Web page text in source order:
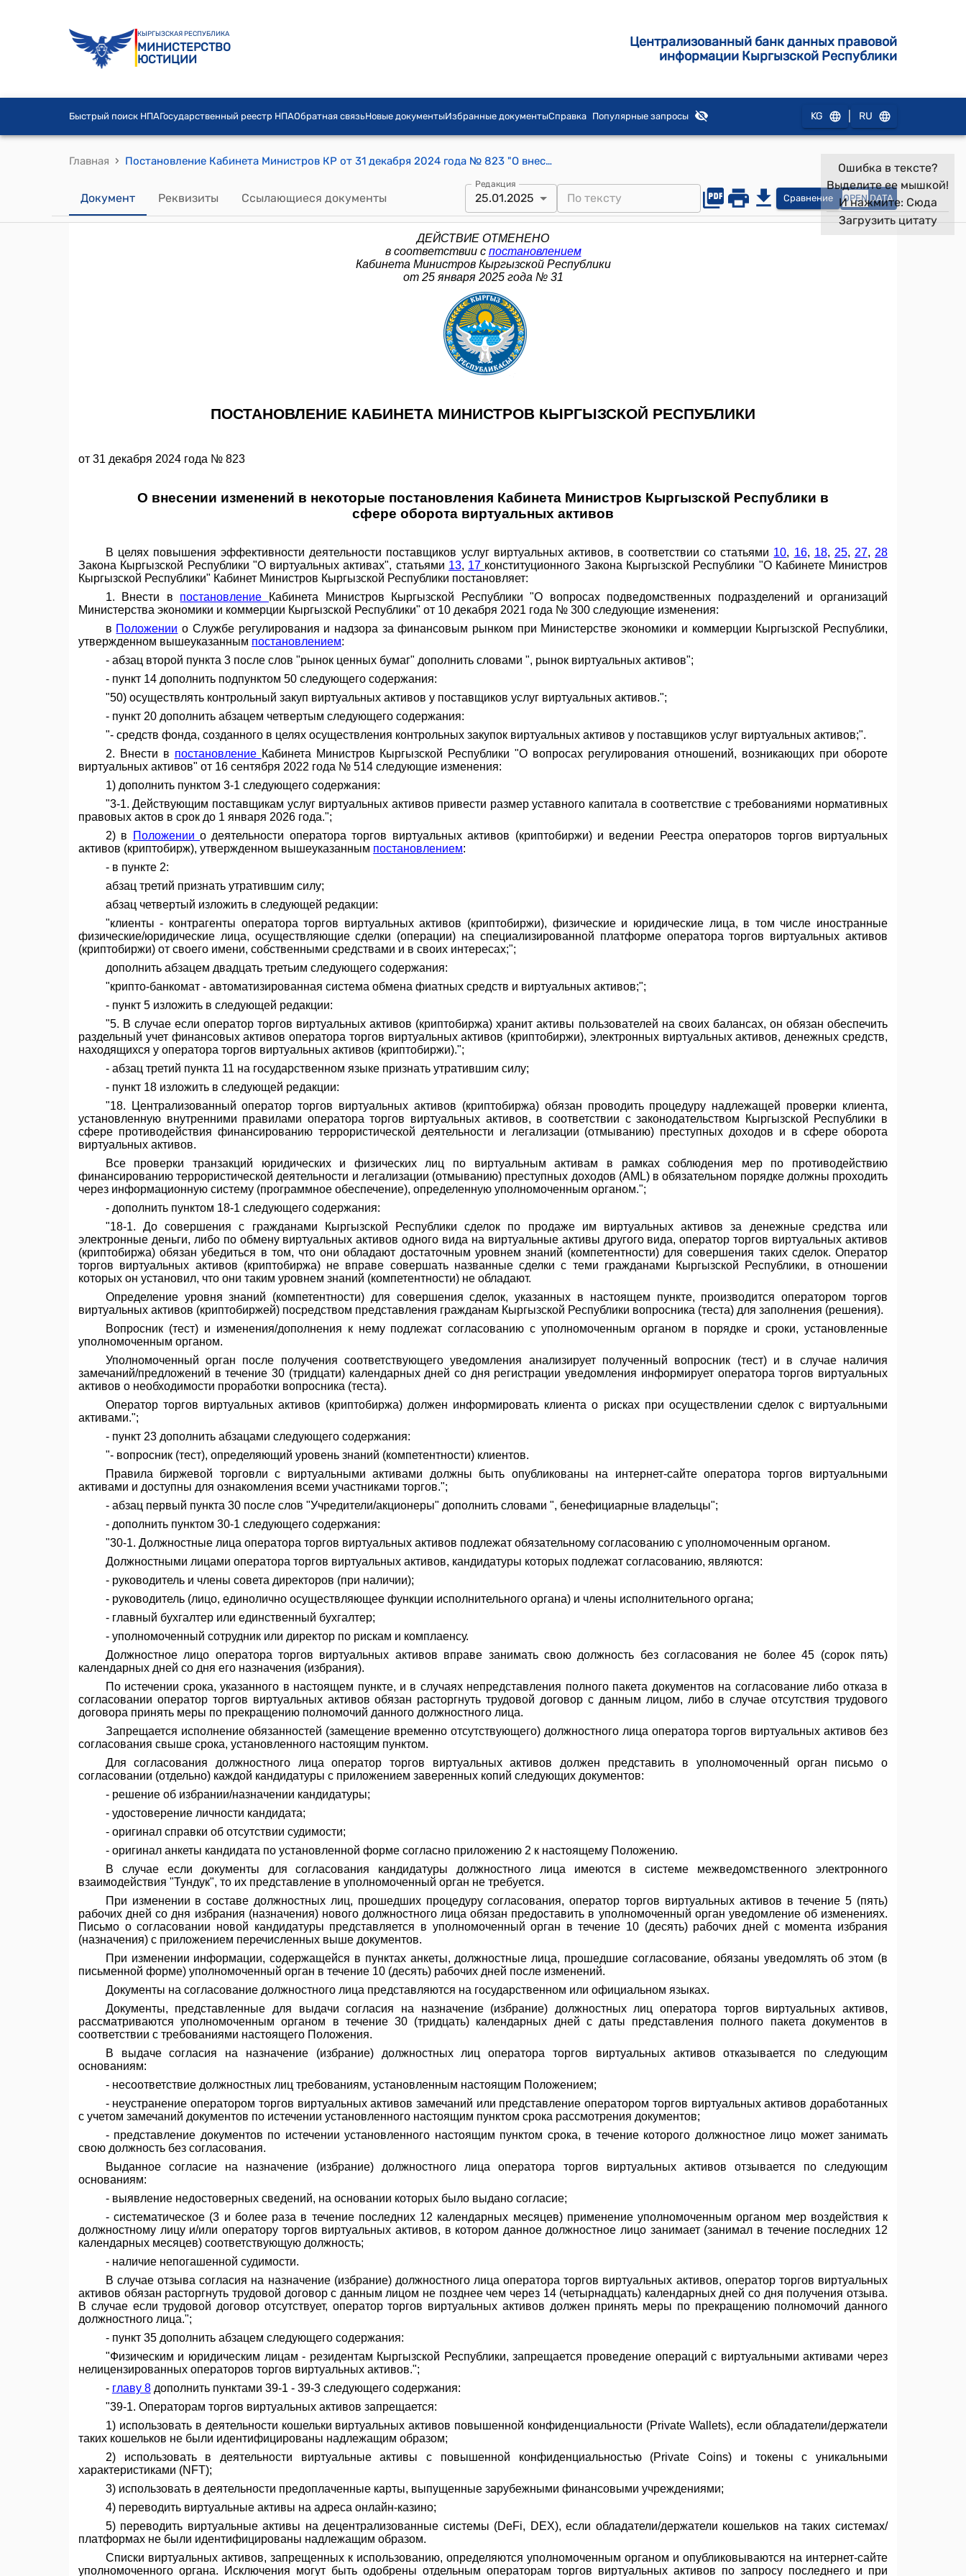
КЫРГЫЗСКАЯ РЕСПУБЛИКА
МИНИСТЕРСТВО
ЮСТИЦИИ
Централизованный банк данных правовой
информации Кыргызской Республики
Быстрый поиск НПАГосударственный реестр НПАОбратная связьНовые документыИзбранные документыСправка Популярные запросы KG RU
Главная › Постановление Кабинета Министров КР от 31 декабря 2024 года № 823 "О внесении изменений в некоторые постановления Кабинета Министров Кыргызской Республики в сфере оборота виртуальных активов"
Документ Реквизиты Ссылающиеся документы
Редакция
25.01.2025 Сравнение OPEN DATA
Ошибка в тексте?
Выделите ее мышкой!
И нажмите: Сюда
Загрузить цитату